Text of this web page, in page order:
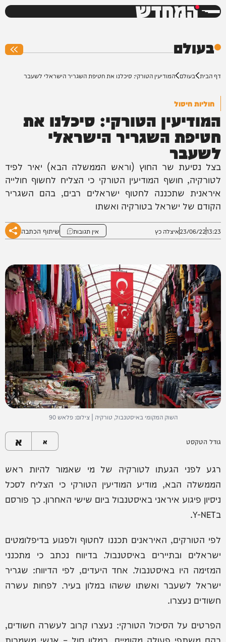
המחדש
בעולם
דף הבית בעולם המודיעין הטורקי: סיכלנו את חטיפת השגריר הישראלי לשעבר
חוליות חיסול
המודיעין הטורקי: סיכלנו את
חטיפת השגריר הישראלי
לשעבר
בצל נסיעת שר החוץ (וראש הממשלה הבא) יאיר לפיד
לטורקיה, חושף המודיעין הטורקי כי הצליח לחשוף חולייה
איראנית שתכננה לחטוף ישראלים רבים, בהם השגריר
הקודם של ישראל בטורקיה ואשתו
13:23
23/06/22איצלה כץ אין תגובות שיתוף הכתבה
השוק המקומי באיסטנבול, טורקיה | צילום: פלאש 90
גודל הטקסט א א
רגע לפני הגעתו לטורקיה של מי שאמור להיות ראש
הממשלה הבא, מודיע המודיעין הטורקי כי הצליח לסכל
ניסיון פיגוע איראני באיסטנבול ביום שישי האחרון. כך פורסם
בY-NET.
לפי הטורקים, האיראנים תכננו לחטוף ולפגוע בדיפלומטים
ישראלים ובתיירים באיסטנבול. בדיווח נכתב כי מתכנני
המזימה היו באיסטנבול. אחד היעדים, לפי הדיווח: שגריר
ישראל לשעבר ואשתו ששהו במלון בעיר. לפחות עשרה
חשודים נעצרו.
הפרטים על הסיכול הטורקי: נעצרו קרוב לעשרה חשודים,